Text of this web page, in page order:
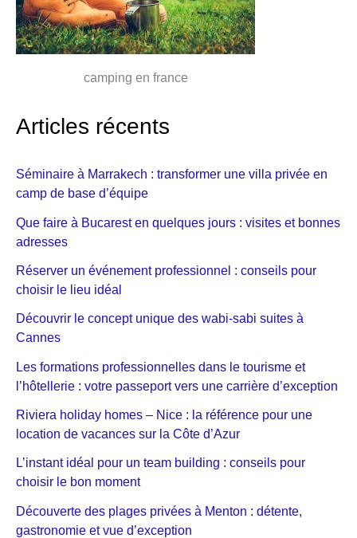
camping en france
Articles récents
Séminaire à Marrakech : transformer une villa privée en
camp de base d’équipe
Que faire à Bucarest en quelques jours : visites et bonnes
adresses
Réserver un événement professionnel : conseils pour
choisir le lieu idéal
Découvrir le concept unique des wabi-sabi suites à
Cannes
Les formations professionnelles dans le tourisme et
l’hôtellerie : votre passeport vers une carrière d’exception
Riviera holiday homes – Nice : la référence pour une
location de vacances sur la Côte d’Azur
L’instant idéal pour un team building : conseils pour
choisir le bon moment
Découverte des plages privées à Menton : détente,
gastronomie et vue d’exception